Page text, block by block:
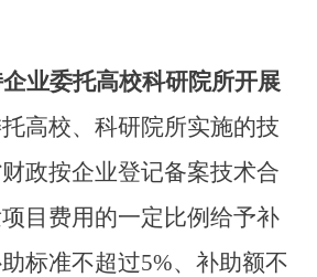
业委托高校科研院所开展
高校、科研院所实施的技
政按企业登记备案技术合
目费用的一定比例给予补
标准不超过5%、补助额不